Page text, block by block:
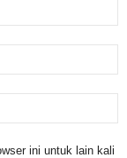
ini untuk lain kali